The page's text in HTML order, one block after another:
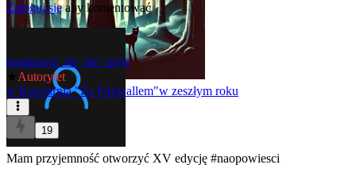
Zaloguj sięaby komentować
moderacja_sie_nie_myje
Autorytet
w Kawiarnia "Za Firewallem"w zeszłym roku
19
Mam przyjemność otworzyć XV edycję #naopowiesci